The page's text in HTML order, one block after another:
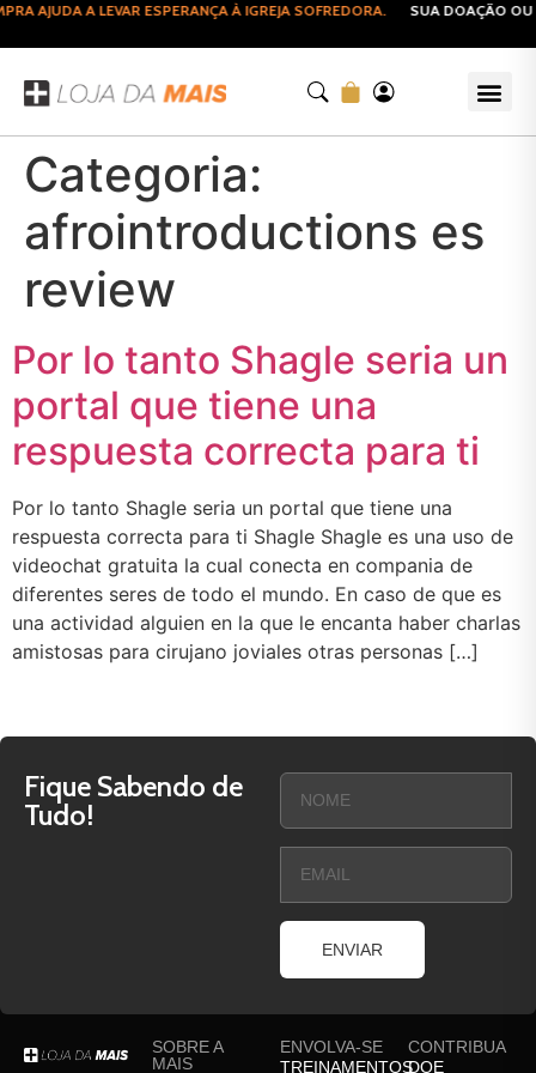
AJUDA A LEVAR ESPERANÇA À IGREJA SOFREDORA. SUA DOAÇÃO OU
Categoria:
afrointroductions es
review
Por lo tanto Shagle seri­a un
portal que tiene una
respuesta correcta para ti
Por lo tanto Shagle seri­a un portal que tiene una
respuesta correcta para ti Shagle Shagle es una uso de
videochat gratuita la cual conecta en compania de
diferentes seres de todo el mundo. En caso de que es
una actividad alguien en la que le encanta haber charlas
amistosas para cirujano joviales otras personas […]
Fique Sabendo de
Tudo!
ENVIAR
SOBRE A
MAIS
ENVOLVA-SE
TREINAMENTOS
CONTRIBUA
DOE